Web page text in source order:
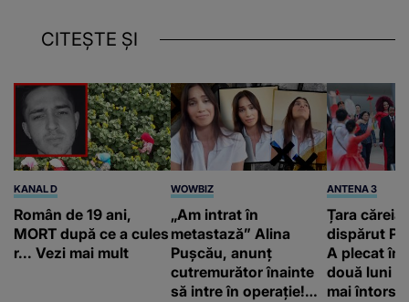
CITEȘTE ȘI
KANAL D
Român de 19 ani,
MORT după ce a cules
r... Vezi mai mult
WOWBIZ
„Am intrat în
metastază” Alina
Pușcău, anunț
cutremurător înainte
să intre în operație!
ANTENA 3
Țara căreia
dispărut
A plecat în
două luni
mai întors